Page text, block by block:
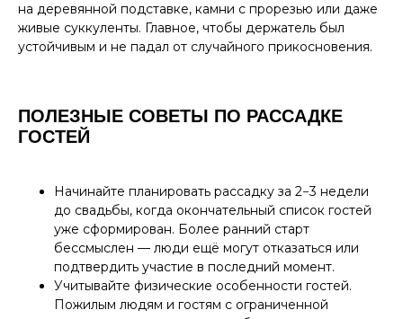
на деревянной подставке, камни с прорезью или даже
живые суккуленты. Главное, чтобы держатель был
устойчивым и не падал от случайного прикосновения.
ПОЛЕЗНЫЕ СОВЕТЫ ПО РАССАДКЕ
ГОСТЕЙ
Начинайте планировать рассадку за 2−3 недели
до свадьбы, когда окончательный список гостей
уже сформирован. Более ранний старт
бессмыслен — люди ещё могут отказаться или
подтвердить участие в последний момент.
Учитывайте физические особенности гостей.
Пожилым людям и гостям с ограниченной